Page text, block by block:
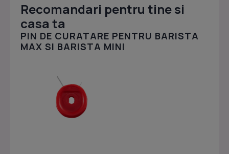
Recomandari pentru tine si
casa ta
PIN DE CURATARE PENTRU BARISTA
MAX SI BARISTA MINI